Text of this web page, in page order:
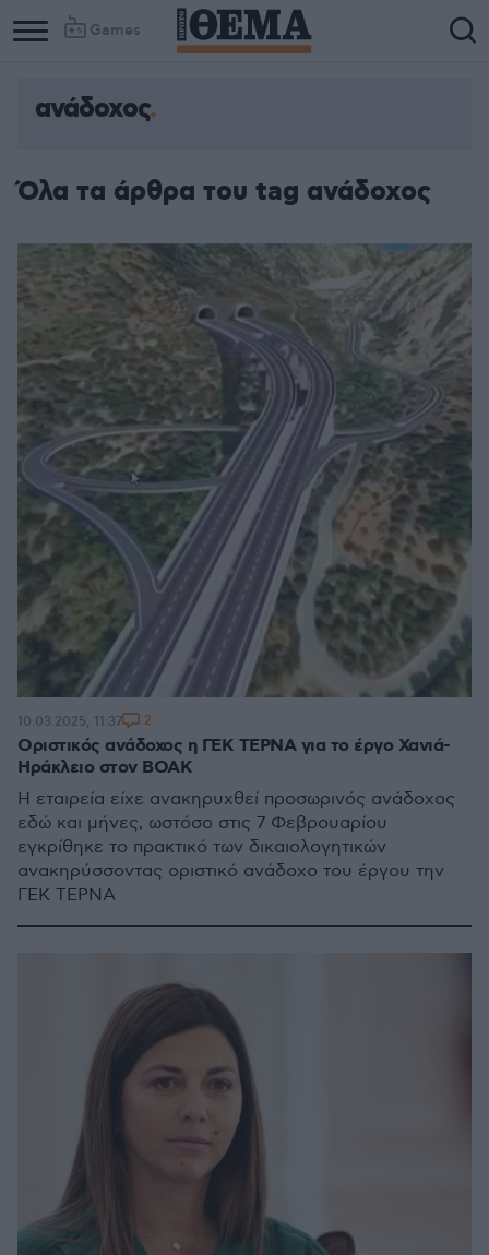
Games
ανάδοχος
Όλα τα άρθρα του tag ανάδοχος
Οριστικός ανάδοχος η ΓΕΚ ΤΕΡΝΑ για το έργο Χανιά-
Ηράκλειο στον ΒΟΑΚ
Η εταιρεία είχε ανακηρυχθεί προσωρινός ανάδοχος
εδώ και μήνες, ωστόσο στις 7 Φεβρουαρίου
εγκρίθηκε το πρακτικό των δικαιολογητικών
ανακηρύσσοντας οριστικό ανάδοχο του έργου την
ΓΕΚ ΤΕΡΝΑ
10.03.2025, 11:37 2